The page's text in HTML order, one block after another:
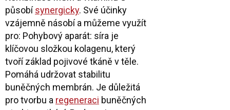
působísynergicky. Své účinky
vzájemně násobí a můžeme využít
pro: Pohybový aparát: síra je
klíčovou složkou kolagenu, který
tvoří základ pojivové tkáně v těle.
Pomáhá udržovat stabilitu
buněčných membrán. Je důležitá
pro tvorbu a regeneraci buněčných